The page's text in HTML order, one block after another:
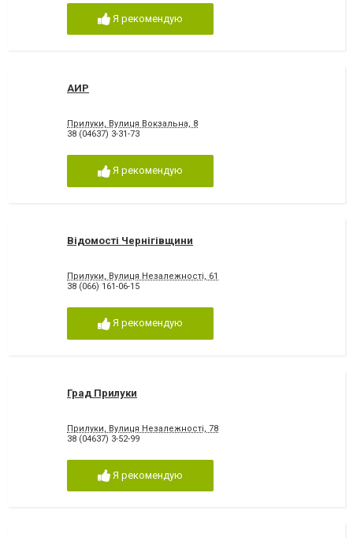
Я рекомендую
АИР
Прилуки, Вулиця Вокзальна, 8
38 (04637) 3-31-73
Я рекомендую
Відомості Чернігівщини
Прилуки, Вулиця Незалежності, 61
38 (066) 161-06-15
Я рекомендую
Град Прилуки
Прилуки, Вулиця Незалежності, 78
38 (04637) 3-52-99
Я рекомендую